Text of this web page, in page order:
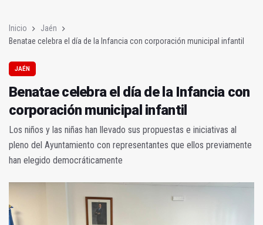
Inicio
Jaén
Benatae celebra el día de la Infancia con corporación municipal infantil
JAÉN
Benatae celebra el día de la Infancia con
corporación municipal infantil
Los niños y las niñas han llevado sus propuestas e iniciativas al
pleno del Ayuntamiento con representantes que ellos previamente
han elegido democráticamente